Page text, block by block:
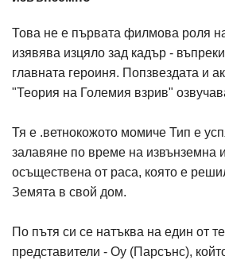
Това не е първата филмова роля
изявява изцяло зад кадър -
главната героиня. Попзвездата и
"Теория на Големия взрив"
Тя е .ветнокожото момиче Тип е
залавяне по време на извънземна
осъществена от раса, която е
Земята в свой дом.
По пътя си се натъква на един от
представители - Оу (Парсънс),